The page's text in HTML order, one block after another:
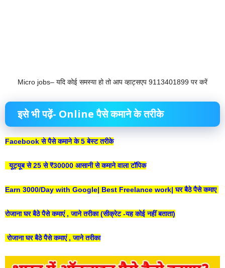
Micro jobs– यदि कोई समस्या हो तो आप व्हाट्सएप 9113401899 पर करें
इसे भी पढ़ें- Online पैसे कमाने के तरीके
Facebook से पैसे कमाने के 5 बेस्ट तरीके
यूट्यूब से 25 से ₹30000 आसानी से कमाने वाला टॉपिक
Earn 3000/Day with Google| Best Freelance work| घर बैठे पैसे कमाए
रोजाना घर बैठे पैसे कमाएं , जाने तरीका (सीक्रेट -यह कोई नहीं बताता)
रोजाना घर बैठे पैसे कमाएं , जाने तरीका